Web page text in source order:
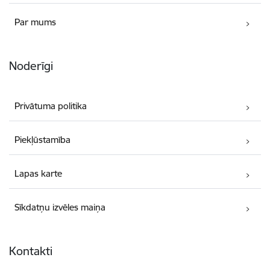
Par mums
Noderīgi
Privātuma politika
Piekļūstamība
Lapas karte
Sīkdatņu izvēles maiņa
Kontakti